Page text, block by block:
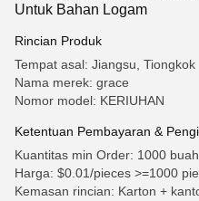
Untuk Bahan Logam
Rincian Produk
Tempat asal: Jiangsu, Tiongkok
Nama merek: grace
Nomor model: KERIUHAN
Ketentuan Pembayaran &
Kuantitas min Order: 1000 buah
Harga: $0.01/pieces >=1000
Kemasan rincian: Karton +